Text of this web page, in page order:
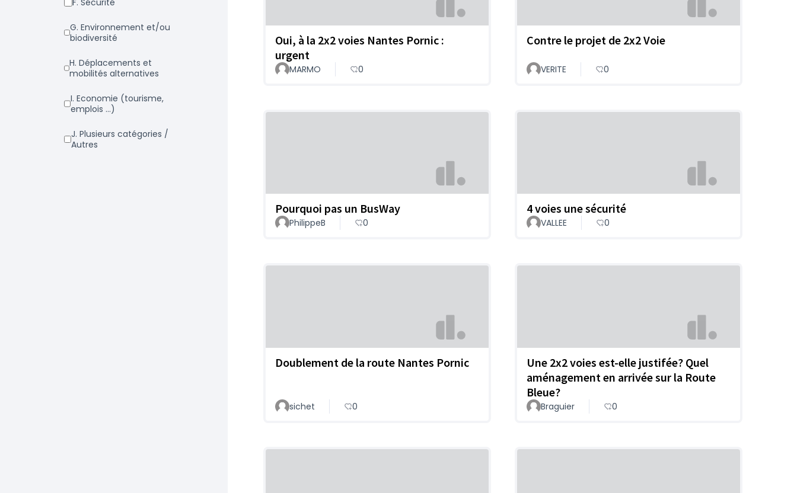
f. Sécurité
g. Environnement et/ou
biodiversité
h. Déplacements et
mobilités alternatives
i. Economie (tourisme,
emplois ...)
j. Plusieurs catégories /
Autres
Oui, à la 2x2 voies Nantes Pornic :
urgent
MARMO 0
Contre le projet de 2x2 Voie
VERITE 0
Pourquoi pas un BusWay
PhilippeB 0
4 voies une sécurité
VALLEE 0
Doublement de la route Nantes Pornic
sichet 0
Une 2x2 voies est-elle justifée? Quel
aménagement en arrivée sur la Route
Bleue?
Braguier 0